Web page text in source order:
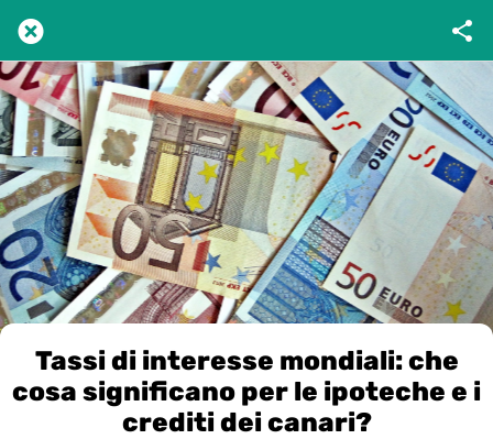
Tassi di interesse mondiali: che
cosa significano per le ipoteche e i
crediti dei canari?